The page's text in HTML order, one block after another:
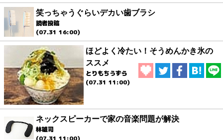
笑っちゃうぐらいデカい歯ブラシ
読者投稿
(07.31 16:00)
ほどよく冷たい！そうめんかき氷の
ススメ
とりもちうずら
(07.31 11:00)
ネックスピーカーで家の音楽問題が解決
林雄司
(07.31 11:00)